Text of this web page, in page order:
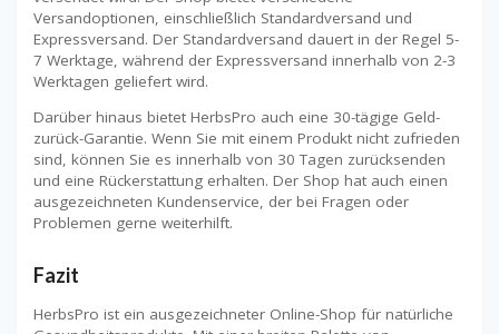
Versandoptionen, einschließlich Standardversand und
Expressversand. Der Standardversand dauert in der Regel 5-
7 Werktage, während der Expressversand innerhalb von 2-3
Werktagen geliefert wird.
Darüber hinaus bietet HerbsPro auch eine 30-tägige Geld-
zurück-Garantie. Wenn Sie mit einem Produkt nicht zufrieden
sind, können Sie es innerhalb von 30 Tagen zurücksenden
und eine Rückerstattung erhalten. Der Shop hat auch einen
ausgezeichneten Kundenservice, der bei Fragen oder
Problemen gerne weiterhilft.
Fazit
HerbsPro ist ein ausgezeichneter Online-Shop für natürliche